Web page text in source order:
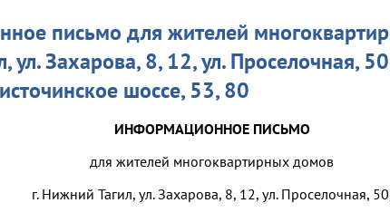
письмо для жителей
ул. Захарова, 8, 12, ул. Проселочная,
шоссе, 53, 80
ИНФОРМАЦИОННОЕ ПИСЬМО
для жителей многоквартирных домов
г. Нижний Тагил, ул. Захарова, 8, 12, ул. Проселочная,